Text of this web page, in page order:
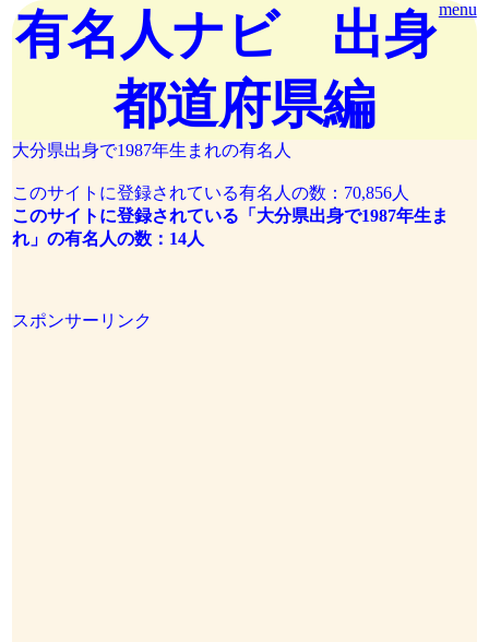
menu
有名人ナビ 出身
都道府県編
大分県出身で1987年生まれの有名人
このサイトに登録されている有名人の数：70,856人
このサイトに登録されている「大分県出身で1987年生ま
れ」の有名人の数：14人
スポンサーリンク